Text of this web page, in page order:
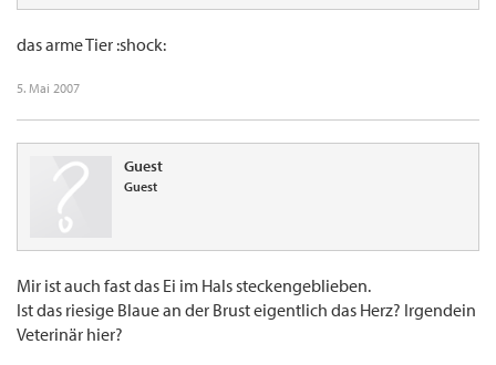
das arme Tier :shock:
5. Mai 2007
Guest
Guest
Mir ist auch fast das Ei im Hals steckengeblieben.
Ist das riesige Blaue an der Brust eigentlich das Herz? Irgendein
Veterinär hier?